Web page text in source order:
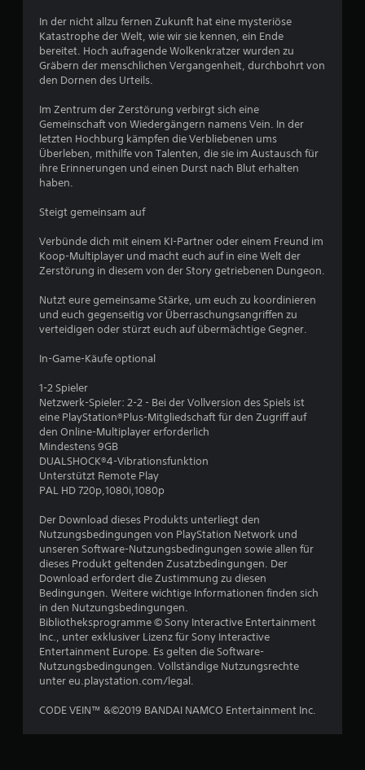
6
B
e
r
t
u
n
e
n
In der nicht allzu fernen Zukunft hat eine mysteriöse
Katastrophe der Welt, wie wir sie kennen, ein Ende
bereitet. Hoch aufragende Wolkenkratzer wurden zu
Gräbern der menschlichen Vergangenheit, durchbohrt von
den Dornen des Urteils.
Im Zentrum der Zerstörung verbirgt sich eine
Gemeinschaft von Wiedergängern namens Vein. In der
letzten Hochburg kämpfen die Verbliebenen ums
Überleben, mithilfe von Talenten, die sie im Austausch für
ihre Erinnerungen und einen Durst nach Blut erhalten
haben.
Steigt gemeinsam auf
Verbünde dich mit einem KI-Partner oder einem Freund im
Koop-Multiplayer und macht euch auf in eine Welt der
Zerstörung in diesem von der Story getriebenen Dungeon.
Nutzt eure gemeinsame Stärke, um euch zu koordinieren
und euch gegenseitig vor Überraschungsangriffen zu
verteidigen oder stürzt euch auf übermächtige Gegner.
In-Game-Käufe optional
1-2 Spieler
Netzwerk-Spieler: 2-2 - Bei der Vollversion des Spiels ist
eine PlayStation®Plus-Mitgliedschaft für den Zugriff auf
den Online-Multiplayer erforderlich
Mindestens 9GB
DUALSHOCK®4-Vibrationsfunktion
Unterstützt Remote Play
PAL HD 720p,1080i,1080p
Der Download dieses Produkts unterliegt den
Nutzungsbedingungen von PlayStation Network und
unseren Software-Nutzungsbedingungen sowie allen für
dieses Produkt geltenden Zusatzbedingungen. Der
Download erfordert die Zustimmung zu diesen
Bedingungen. Weitere wichtige Informationen finden sich
in den Nutzungsbedingungen.
Bibliotheksprogramme © Sony Interactive Entertainment
Inc., unter exklusiver Lizenz für Sony Interactive
Entertainment Europe. Es gelten die Software-
Nutzungsbedingungen. Vollständige Nutzungsrechte
unter eu.playstation.com/legal.
CODE VEIN™ &©2019 BANDAI NAMCO Entertainment Inc.